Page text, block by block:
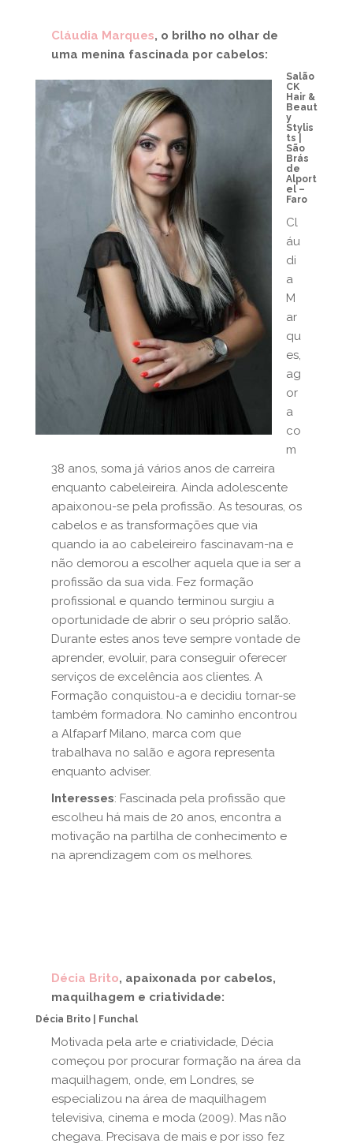
Cláudia Marques, o brilho no olhar de
uma menina fascinada por cabelos:
Salão
CK
Hair &
Beaut
y
Stylis
ts |
São
Brás
de
Alport
el –
Faro
Cl
áu
di
a
M
ar
qu
es,
ag
or
a
co
m
38 anos, soma já vários anos de carreira
enquanto cabeleireira. Ainda adolescente
apaixonou-se pela profissão. As tesouras, os
cabelos e as transformações que via
quando ia ao cabeleireiro fascinavam-na e
não demorou a escolher aquela que ia ser a
profissão da sua vida. Fez formação
profissional e quando terminou surgiu a
oportunidade de abrir o seu próprio salão.
Durante estes anos teve sempre vontade de
aprender, evoluir, para conseguir oferecer
serviços de excelência aos clientes. A
Formação conquistou-a e decidiu tornar-se
também formadora. No caminho encontrou
a Alfaparf Milano, marca com que
trabalhava no salão e agora representa
enquanto adviser.
Interesses: Fascinada pela profissão que
escolheu há mais de 20 anos, encontra a
motivação na partilha de conhecimento e
na aprendizagem com os melhores.
Décia Brito, apaixonada por cabelos,
maquilhagem e criatividade:
Décia Brito | Funchal
Motivada pela arte e criatividade, Décia
começou por procurar formação na área da
maquilhagem, onde, em Londres, se
especializou na área de maquilhagem
televisiva, cinema e moda (2009). Mas não
chegava. Precisava de mais e por isso fez